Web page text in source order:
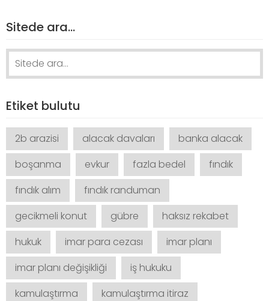
Sitede ara…
Search
Etiket bulutu
2b arazisi alacak davaları
banka alacak
boşanma
evkur fazla bedel
fındık
fındık alım
fındık randuman
gecikmeli konut
gübre
haksız rekabet
hukuk
imar para cezası
imar planı
imar planı değişikliği
iş hukuku
kamulaştırma
kamulaştırma itiraz